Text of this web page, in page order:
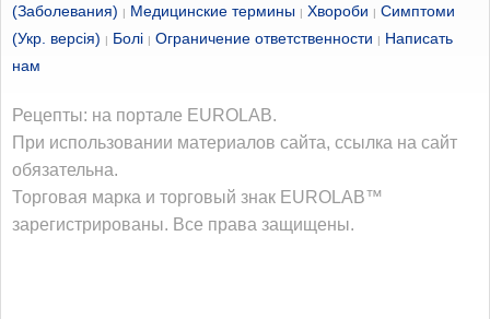
(Заболевания) | Медицинские термины | Хвороби | Симптоми
(Укр. версія) | Болі | Ограничение ответственности | Написать
нам
Рецепты: на портале EUROLAB.
При использовании материалов сайта, ссылка на сайт
обязательна.
Торговая марка и торговый знак EUROLAB™
зарегистрированы. Все права защищены.